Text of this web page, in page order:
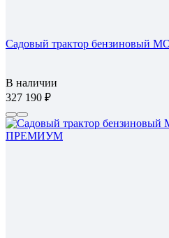
Садовый трактор бензиновый
В наличии
327 190